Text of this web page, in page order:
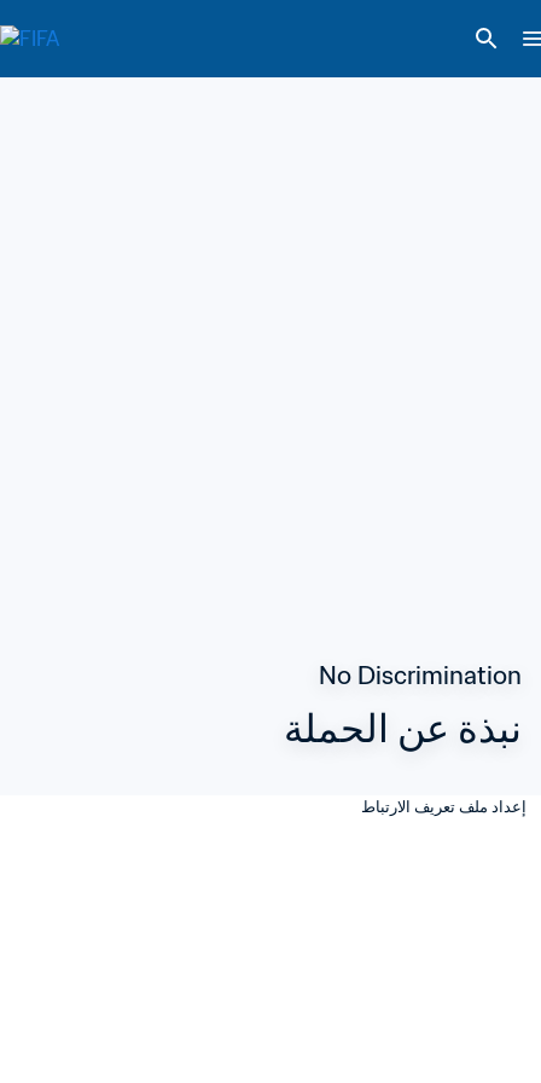
No Discrimination
نبذة عن الحملة
إعداد ملف تعريف الارتباط